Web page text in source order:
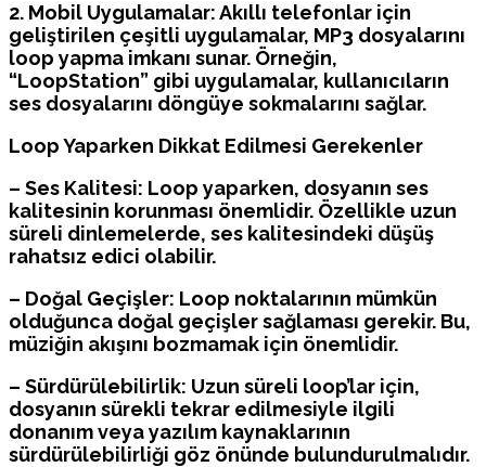
2. Mobil Uygulamalar: Akıllı telefonlar için
geliştirilen çeşitli uygulamalar, MP3 dosyalarını
loop yapma imkanı sunar. Örneğin,
“LoopStation” gibi uygulamalar, kullanıcıların
ses dosyalarını döngüye sokmalarını sağlar.
Loop Yaparken Dikkat Edilmesi Gerekenler
– Ses Kalitesi: Loop yaparken, dosyanın ses
kalitesinin korunması önemlidir. Özellikle uzun
süreli dinlemelerde, ses kalitesindeki düşüş
rahatsız edici olabilir.
– Doğal Geçişler: Loop noktalarının mümkün
olduğunca doğal geçişler sağlaması gerekir. Bu,
müziğin akışını bozmamak için önemlidir.
– Sürdürülebilirlik: Uzun süreli loop’lar için,
dosyanın sürekli tekrar edilmesiyle ilgili
donanım veya yazılım kaynaklarının
sürdürülebilirliği göz önünde bulundurulmalıdır.